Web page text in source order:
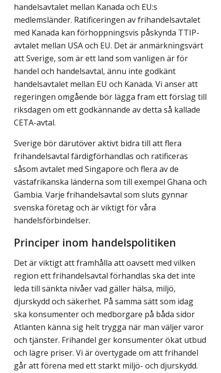
handelsavtalet mellan Kanada och EU:s
medlemsländer. Ratificeringen av frihandelsavtalet
med Kanada kan förhoppningsvis påskynda TTIP-
avtalet mellan USA och EU. Det är anmärkningsvärt
att Sverige, som är ett land som vanligen är för
handel och handelsavtal, ännu inte godkänt
handelsavtalet mellan EU och Kanada. Vi anser att
regeringen omgående bör lägga fram ett förslag till
riksdagen om ett godkännande av detta så kallade
CETA-avtal.
Sverige bör därutöver aktivt bidra till att flera
frihandelsavtal färdigförhandlas och ratificeras
såsom avtalet med Singapore och flera av de
västafrikanska länderna som till exempel Ghana och
Gambia. Varje frihandelsavtal som sluts gynnar
svenska företag och är viktigt för våra
handelsförbindelser.
Principer inom handelspolitiken
Det är viktigt att framhålla att oavsett med vilken
region ett frihandelsavtal förhandlas ska det inte
leda till sänkta nivåer vad gäller hälsa, miljö,
djurskydd och säkerhet. På samma sätt som idag
ska konsumenter och medborgare på båda sidor
Atlanten känna sig helt trygga när man väljer varor
och tjänster. Frihandel ger konsumenter ökat utbud
och lägre priser. Vi är övertygade om att frihandel
går att förena med ett starkt miljö- och djurskydd.